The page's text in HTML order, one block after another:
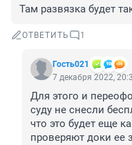
Там развязка будет
ОТВЕТИТЬ 1
Гость021
7 декабря 2022,
Для этого и
суду не снесли
что это будет еще
проверяют доки ее